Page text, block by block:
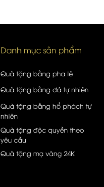
Danh mục sản phẩm
Quà tặng bằng pha lê
Quà tặng bằng đá tự nhiên
Quà tặng bằng hổ phách tự
nhiên
Quà tặng độc quyền theo
yêu cầu
Quà tặng mạ vàng 24K